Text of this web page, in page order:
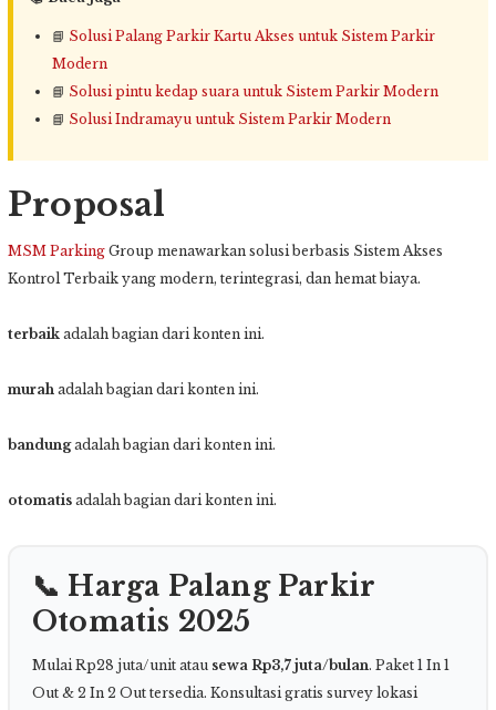
📘 Solusi Palang Parkir Kartu Akses untuk Sistem Parkir
Modern
📘 Solusi pintu kedap suara untuk Sistem Parkir Modern
📘 Solusi Indramayu untuk Sistem Parkir Modern
Proposal
MSM Parking Group menawarkan solusi berbasis Sistem Akses
Kontrol Terbaik yang modern, terintegrasi, dan hemat biaya.
terbaik adalah bagian dari konten ini.
murah adalah bagian dari konten ini.
bandungadalah bagian dari konten ini.
otomatis adalah bagian dari konten ini.
📞 Harga Palang Parkir
Otomatis 2025
Mulai Rp28 juta/unit atau sewa Rp3,7 juta/bulan. Paket 1 In 1
Out & 2 In 2 Out tersedia. Konsultasi gratis survey lokasi